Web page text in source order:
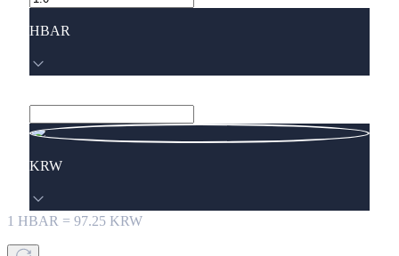
HBAR
KRW
1 HBAR = 97.25 KRW